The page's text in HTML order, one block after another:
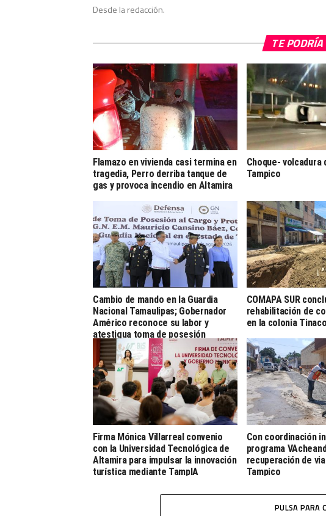
Desde la redacción.
TE
Flamazo en vivienda casi termina en
tragedia, Perro derriba tanque de
gas y provoca incendio en Altamira
Choque- volcadura
Tampico
Cambio de mando en la Guardia
Nacional Tamaulipas; Gobernador
Américo reconoce su labor y
atestigua toma de posesión
COMAPA SUR
rehabilitación de
en la colonia Tinaco
Firma Mónica Villarreal convenio
con la Universidad Tecnológica de
Altamira para impulsar la innovación
turística mediante TampIA
Con coordinación
programa
recuperación de
Tampico
PULSA PARA